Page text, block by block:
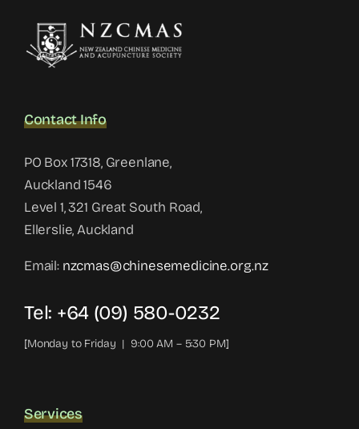
Contact Info
PO Box 17318, Greenlane,
Auckland 1546
Level 1, 321 Great South Road,
Ellerslie, Auckland
Email: nzcmas@chinesemedicine.org.nz
Tel: +64 (09) 580-0232
[Monday to Friday | 9:00 AM – 5:30 PM]
Services